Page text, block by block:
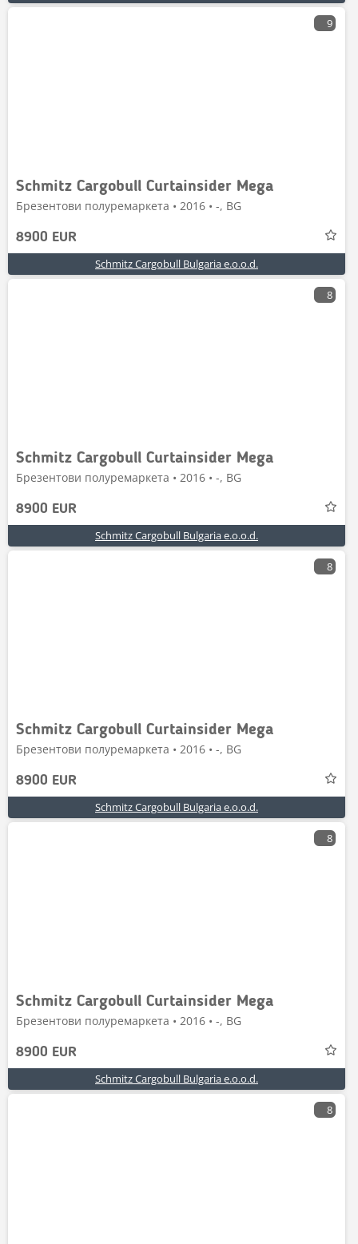
9
Schmitz Cargobull Curtainsider Mega
Брезентови полуремаркета • 2016 • -, BG
8900 EUR
Schmitz Cargobull Bulgaria e.o.o.d.
8
Schmitz Cargobull Curtainsider Mega
Брезентови полуремаркета • 2016 • -, BG
8900 EUR
Schmitz Cargobull Bulgaria e.o.o.d.
8
Schmitz Cargobull Curtainsider Mega
Брезентови полуремаркета • 2016 • -, BG
8900 EUR
Schmitz Cargobull Bulgaria e.o.o.d.
8
Schmitz Cargobull Curtainsider Mega
Брезентови полуремаркета • 2016 • -, BG
8900 EUR
Schmitz Cargobull Bulgaria e.o.o.d.
8